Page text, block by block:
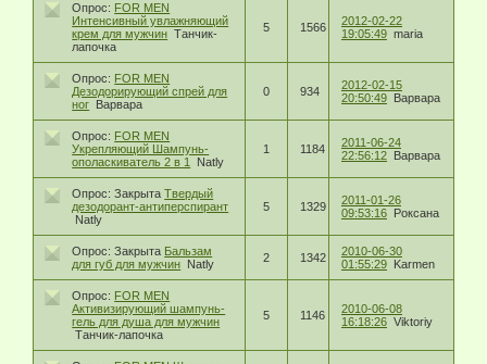
Опрос: FOR MEN
Интенсивный увлажняющий
крем для мужчин Танчик-
лапочка
5 1566
2012-02-22
19:05:49 maria
Опрос: FOR MEN
Дезодорирующий спрей для
ног Варвара
0 934
2012-02-15
20:50:49 Варвара
Опрос: FOR MEN
Укрепляющий Шампунь-
ополаскиватель 2 в 1
Natly
1 1184
2011-06-24
22:56:12 Варвара
Опрос: ЗакрытаТвердый
дезодорант-антиперспирант
Natly
5 1329
2011-01-26
09:53:16 Роксана
Опрос: Закрыта Бальзам
для губ для мужчин Natly 2 1342
2010-06-30
01:55:29 Karmen
Опрос: FOR MEN
Активизирующий шампунь-
гель для душа для мужчин
Танчик-лапочка
5 1146
2010-06-08
16:18:26 Viktoriy